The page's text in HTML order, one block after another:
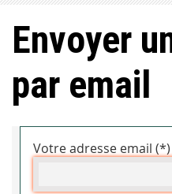
Envoyer
par email
Votre adresse email (*)